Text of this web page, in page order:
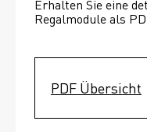
Erhalten Sie eine
Regalmodule als
PDF Übersicht